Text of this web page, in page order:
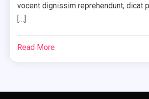
vocent dignissim reprehendunt, dicat
[…]
Read More